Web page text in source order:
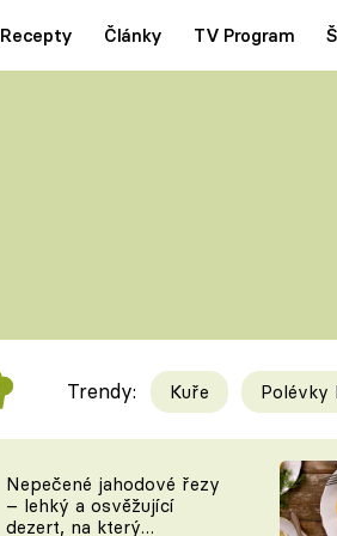
Recepty Články TV Program
Videorecepty
TEĎ VAŘÍ ŠÉF!
Trendy: Kuře Polévky
Nepečené jahodové řezy
– lehký a osvěžující
dezert, na který